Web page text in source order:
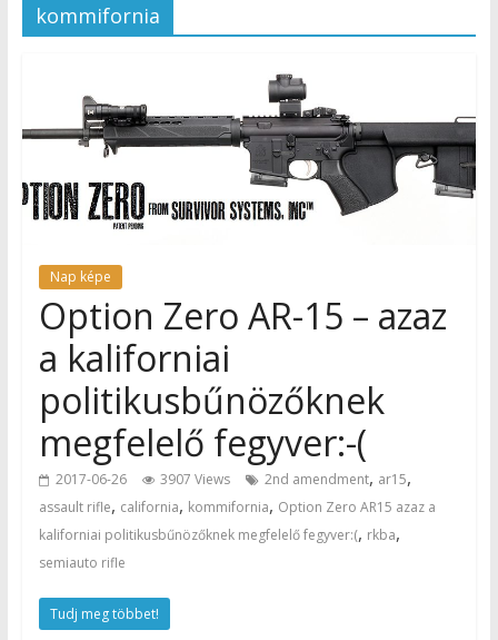
kommifornia
Nap képe
Option Zero AR-15 – azaz
a kaliforniai
politikusbűnözőknek
megfelelő fegyver:-(
2017-06-26 3907 Views 2nd amendment, ar15,
assault rifle, california, kommifornia, Option Zero AR15 azaz a
kaliforniai politikusbűnözőknek megfelelő fegyver:(, rkba,
semiauto rifle
Tudj meg többet!